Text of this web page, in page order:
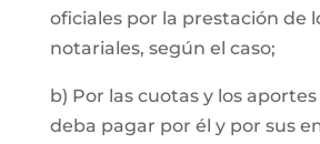
oficiales por la prestación de
notariales, según el caso;
b) Por las cuotas y los
deba pagar por él y por sus